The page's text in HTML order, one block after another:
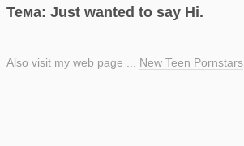
Тема: Just wanted to say Hi.
Also visit my web page ... New Teen Pornstars